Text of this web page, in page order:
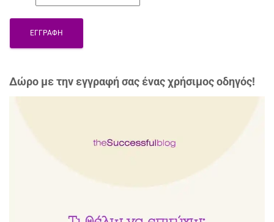
Δώρo με την εγγραφή σας ένας χρήσιμος οδηγός!